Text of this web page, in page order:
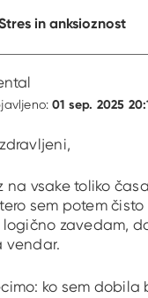
in anksioznost
01 sep. 2025
na vsake toliko
sem potem
logično zavedam,
vendar.
ko sem dobila